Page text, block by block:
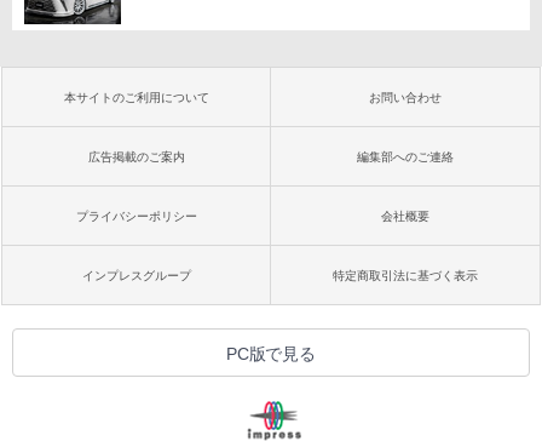
本サイトのご利用について お問い合わせ
広告掲載のご案内 編集部へのご連絡
プライバシーポリシー 会社概要
インプレスグループ 特定商取引法に基づく表示
PC版で見る